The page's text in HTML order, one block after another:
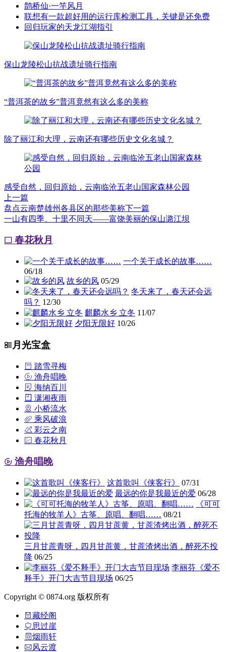
鹊桥仙·一竿风月
联想有一款超好用的运行库检测工具，关键是还免费
回归玩家的天龙江湖指引
保山龙陵松山抗战遗址骑行指南
“普洱茶的故乡”普洱竟然有这么多的美称
除了丽江和大理，云南还有哪些历史文化名城？
感受自然，回归原始，云南临沧五老山国家森林公园
上一篇
盘点云南楚雄州各县区的那些美称下一篇
一山有四季、十里不同天——富饶美丽的保山潞江坝
春花秋月
一个关于成长的故事……
06/18
故乡的风 05/29
冬天来了，春天还会远
吗？ 12/30
麒麟水乡 立冬 11/07
夕阳无限好 10/26
月光宝盒
踏雪寻梅
渔舟唱晚
海纳百川
潇湘夜雨
小桥流水
乘风破浪
彩云之南
春花秋月
渔舟唱晚
这首歌叫《侠客行》
07/31
最远的你是我最近的爱 06/28
《可可
托海的牧羊人》古筝、原唱、翻唱…… 08/21
三月甘蔗青呀，四月甘蔗黄，甘蔗渣烤出酒，醉死不投
降 06/25
李丽芬《爱不
释手》开门大吉节目现场 06/25
Copyright © 0874.org 版权所有
藏经阁
思过崖
烟雨轩
风云渡